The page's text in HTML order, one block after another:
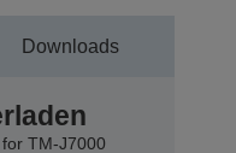
Downloads
TM-J7000